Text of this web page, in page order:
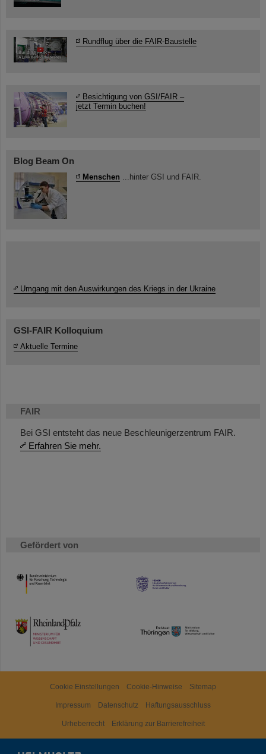
FAIR
Bei GSI entsteht das neue Beschleunigerzentrum FAIR.
Erfahren Sie mehr.
Gefördert von
HMWK
TMWWDG
Rundflug über die FAIR-Baustelle
Besichtigung von GSI/FAIR –
jetzt Termin buchen!
Blog Beam On
Menschen ...hinter GSI und FAIR.
Umgang mit den Auswirkungen des Kriegs in der Ukraine
GSI-FAIR Kolloquium
Aktuelle Termine
Cookie Einstellungen Cookie-Hinweise Sitemap
Impressum Datenschutz Haftungsausschluss
Urheberrecht Erklärung zur Barrierefreiheit